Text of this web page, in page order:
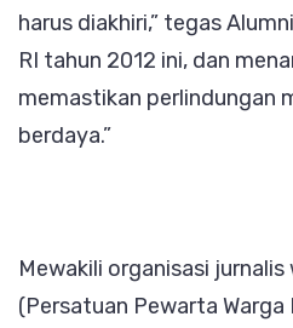
harus diakhiri,” tegas
RI tahun 2012 ini, dan
memastikan perlindungan
berdaya.”
Mewakili organisasi
(Persatuan Pewarta Warga